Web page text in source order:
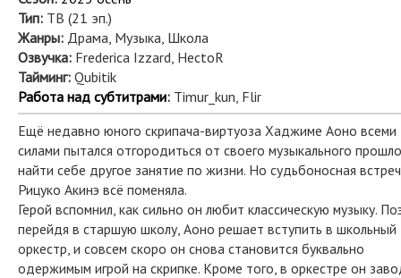
Тип: ТВ (21 эп.)
Жанры: Драма, Музыка, Школа
Озвучка: Frederica Izzard, HectoR
Тайминг: Qubitik
Работа над субтитрами: Timur_kun, Flir
Ещё недавно юного скрипача-виртуоза Хаджиме Аоно всеми
силами пытался отгородиться от своего музыкального
найти себе другое занятие по жизни. Но судьбоносная
Рицуко Акинэ всё поменяла.
Герой вспомнил, как сильно он любит классическую музыку.
перейдя в старшую школу, Аоно решает вступить в школьный
оркестр, и совсем скоро он снова становится буквально
одержимым игрой на скрипке. Кроме того, в оркестре он